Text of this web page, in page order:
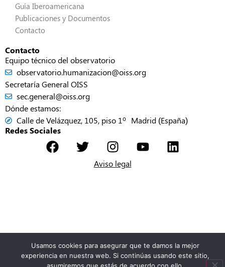
Guía Iberoamericana
Publicaciones y Documentos
Contacto
Contacto
Equipo técnico del observatorio
observatorio.humanizacion@oiss.org
Secretaría General OISS
sec.general@oiss.org
Dónde estamos:
Calle de Velázquez, 105, piso 1º Madrid (España)
Redes Sociales
Aviso legal
Usamos cookies para asegurar que te damos la mejor
experiencia en nuestra web. Si continúas usando este sitio,